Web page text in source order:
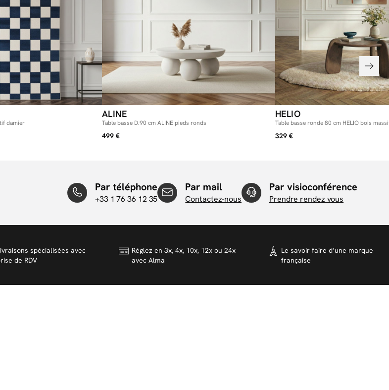
damier
ALINE
Table basse D.90 cm ALINE pieds ronds
499 €
HELIO
Table basse ronde 80 cm HELIO bois
329 €
Par téléphone
+33 1 76 36 12 35
Par mail
Contactez-nous
Par visioconférence
Prendre rendez vous
spécialisées avec
de RDV
Réglez en 3x, 4x, 10x, 12x ou 24x
avec Alma
Le savoir faire d’une marque
française